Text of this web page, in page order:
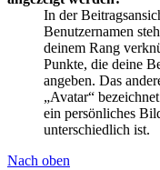
In der
Benutzernamen
deinem Rang
Punkte, die deine
angeben. Das
„Avatar“
ein persönliches
unterschiedlich ist.
Nach oben